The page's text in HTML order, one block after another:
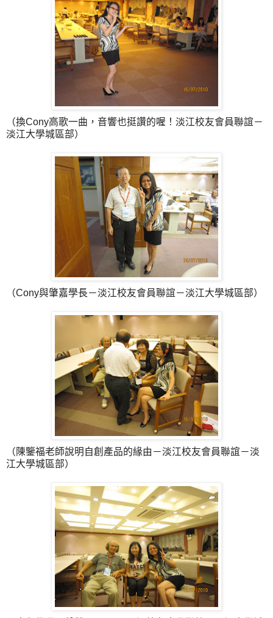
（換Cony高歌一曲，音響也挺讚的喔！淡江校友會員聯誼－
淡江大學城區部）
（Cony與肇嘉學長－淡江校友會員聯誼－淡江大學城區部）
（陳鑒福老師說明自創產品的緣由－淡江校友會員聯誼－淡
江大學城區部）